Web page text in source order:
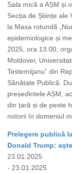
Sala mică a AȘM și
Secția de Științe ale
la Masa rotundă
epidemiologice și
2025, ora 13.00,
Moldovei,
Testemiţanu” din
Sănătate Publică.
președintele AȘM,
din țară și de peste
notorii în domeniul
Prelegere publică
Donald Trump:
23.01.2025
- 23.01.2025